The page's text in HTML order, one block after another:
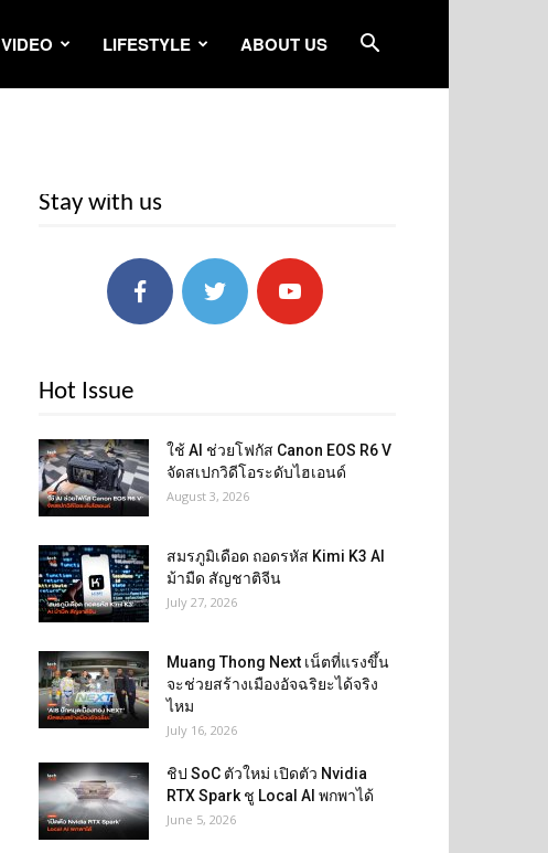
VIDEO LIFESTYLE ABOUT US
Stay with us
Hot Issue
ใช้ AI ช่วยโฟกัส Canon EOS R6 V
จัดสเปกวิดีโอระดับไฮเอนด์
August 3, 2026
สมรภูมิเดือด ถอดรหัส Kimi K3 AI
ม้ามืด สัญชาติจีน
July 27, 2026
Muang Thong Next เน็ตที่แรงขึ้น
จะช่วยสร้างเมืองอัจฉริยะได้จริง
ไหม
July 16, 2026
ชิป SoC ตัวใหม่ เปิดตัว Nvidia
RTX Spark ชู Local AI พกพาได้
June 5, 2026